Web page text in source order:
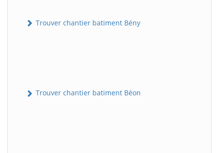
Trouver chantier batiment Bény
Trouver chantier batiment Béon